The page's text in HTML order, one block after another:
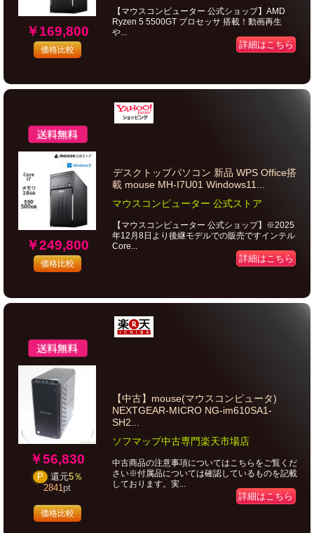
￥169,800
価格比較
【マウスコンピューター 公式ショップ】AMD
Ryzen 5 5500GT プロセッサ 搭載！動画再生
や...
詳細はこちら
￥249,800
価格比較
デスクトップパソコン 新品 WPS Office搭
載 mouse MH-I7U01 Windows11...
マウスコンピューター 公式ストア
【マウスコンピューター 公式ショップ】※2025
年12月8日より後継モデルでの販売ですインテル
Core...
詳細はこちら
￥56,830
P 還元5％
2841pt
価格比較
【中古】mouse(マウスコンピュータ)
NEXTGEAR-MICRO NG-im610SA1-
SH2...
ソフマップ中古専門楽天市場店
中古商品の注意事項についてはこちらをご覧くだ
さい※付属品については確認しているものを記載
しております。実...
詳細はこちら